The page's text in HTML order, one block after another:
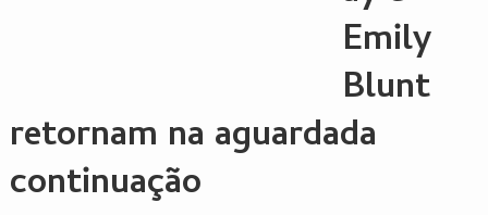
Emily
Blunt
retornam na aguardada
continuação